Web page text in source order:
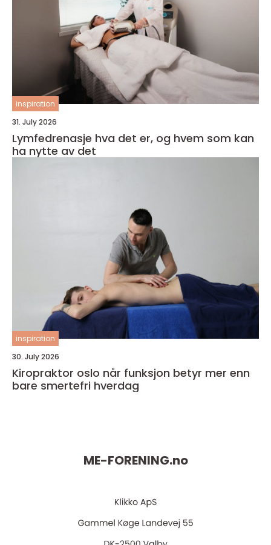
inspiration
31. July 2026
Lymfedrenasje hva det er, og hvem som kan
ha nytte av det
inspiration
30. July 2026
Kiropraktor oslo når funksjon betyr mer enn
bare smertefri hverdag
ME-FORENING.no